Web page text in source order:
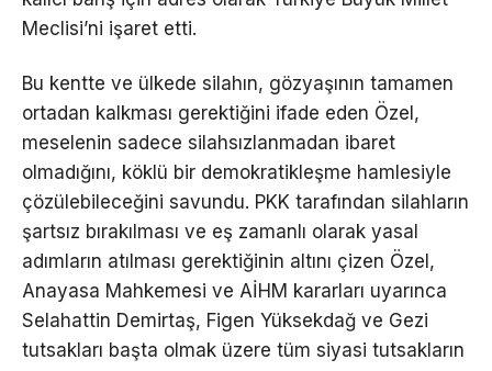
Meclisi’ni işaret etti.
Bu kentte ve ülkede silahın, gözyaşının tamamen
ortadan kalkması gerektiğini ifade eden Özel,
meselenin sadece silahsızlanmadan ibaret
olmadığını, köklü bir demokratikleşme hamlesiyle
çözülebileceğini savundu. PKK tarafından silahların
şartsız bırakılması ve eş zamanlı olarak yasal
adımların atılması gerektiğinin altını çizen Özel,
Anayasa Mahkemesi ve AİHM kararları uyarınca
Selahattin Demirtaş, Figen Yüksekdağ ve Gezi
tutsakları başta olmak üzere tüm siyasi tutsakların